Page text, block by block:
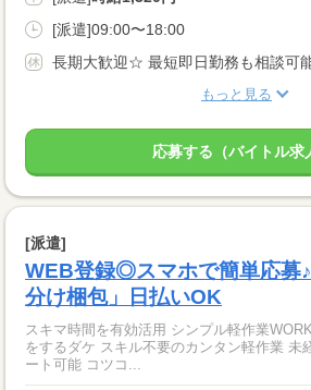
[派遣]09:00〜18:00
もっと見る
応募する（バイトル求
[派遣]
WEB登録◎スマホで簡単応募
分け梱包」日払いOK
スキマ時間を有効活用 シンプル軽作業
をするダケ スキル不要のカンタン軽作業 未
ート可能 コツコ...